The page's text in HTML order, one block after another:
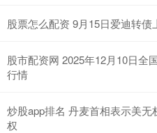
股票怎么配资 9月15日爱迪转
股市配资网 2025年12月10日全
行情
炒股app排名 丹麦首相表示美
权